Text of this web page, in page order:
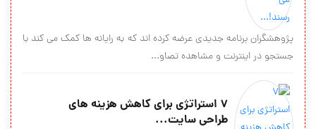
پژوهشگران برنامه جدیدی عرضه کرده اند که به رایانه ها کمک می کند با
جستجو در اینترنت و مشاهده تصاو...
۷ استراتژی برای کاهش هزینه های
طراحی سایت...